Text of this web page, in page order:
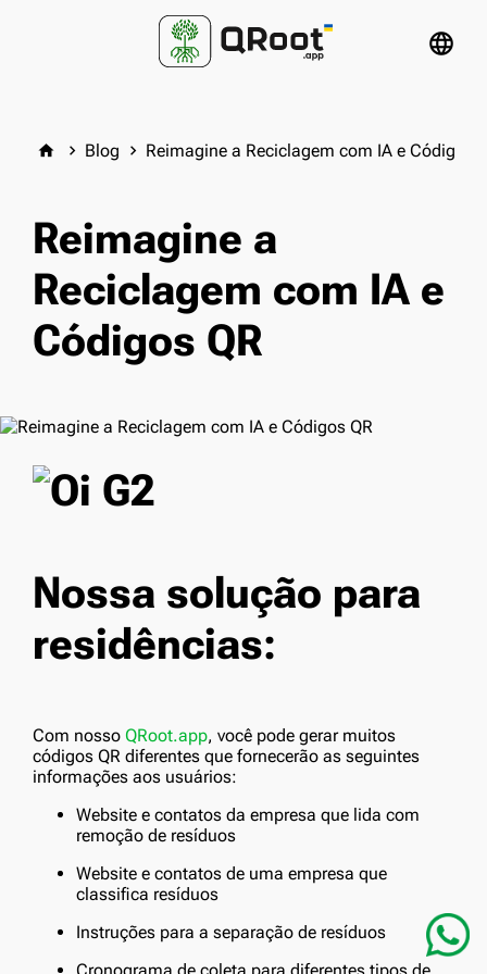
language
home keyboard_arrow_right Blog keyboard_arrow_right Reimagine a Reciclagem com IA e Códigos
Reimagine a
Reciclagem com IA e
Códigos QR
Nossa solução para
residências:
Com nosso QRoot.app, você pode gerar muitos
códigos QR diferentes que fornecerão as seguintes
informações aos usuários:
Website e contatos da empresa que lida com
remoção de resíduos
Website e contatos de uma empresa que
classifica resíduos
Instruções para a separação de resíduos